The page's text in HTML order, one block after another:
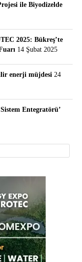
ile Biyodizelde
2025: Bükreş’te
14 Şubat 2025
enerji müjdesi 24
Entegratörü’